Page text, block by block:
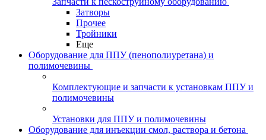
Затворы
Прочее
Тройники
Еще
Оборудование для ППУ (пенополиуретана) и
полимочевины
Комплектующие и запчасти к установкам ППУ и
полимочевины
Установки для ППУ и полимочевины
Оборудование для инъекции смол, раствора и бетона